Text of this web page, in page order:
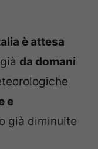
è attesa
da domani
e
già diminuite